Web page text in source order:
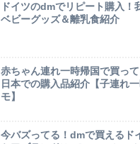
ドイツのdmでリピート購入！
ベビーグッズ＆離乳食紹介
赤ちゃん連れ一時帰国で買って
日本での購入品紹介【子連れ
モ】
今バズってる！dmで買えるド